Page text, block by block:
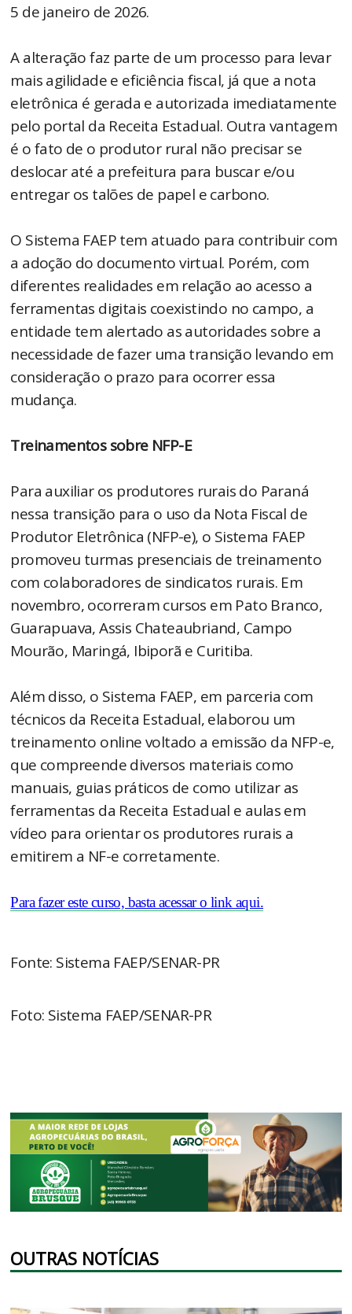
5 de janeiro de 2026.
A alteração faz parte de um processo para levar
mais agilidade e eficiência fiscal, já que a nota
eletrônica é gerada e autorizada imediatamente
pelo portal da Receita Estadual. Outra vantagem
é o fato de o produtor rural não precisar se
deslocar até a prefeitura para buscar e/ou
entregar os talões de papel e carbono.
O Sistema FAEP tem atuado para contribuir com
a adoção do documento virtual. Porém, com
diferentes realidades em relação ao acesso a
ferramentas digitais coexistindo no campo, a
entidade tem alertado as autoridades sobre a
necessidade de fazer uma transição levando em
consideração o prazo para ocorrer essa
mudança.
Treinamentos sobre NFP-E
Para auxiliar os produtores rurais do Paraná
nessa transição para o uso da Nota Fiscal de
Produtor Eletrônica (NFP-e), o Sistema FAEP
promoveu turmas presenciais de treinamento
com colaboradores de sindicatos rurais. Em
novembro, ocorreram cursos em Pato Branco,
Guarapuava, Assis Chateaubriand, Campo
Mourão, Maringá, Ibiporã e Curitiba.
Além disso, o Sistema FAEP, em parceria com
técnicos da Receita Estadual, elaborou um
treinamento online voltado a emissão da NFP-e,
que compreende diversos materiais como
manuais, guias práticos de como utilizar as
ferramentas da Receita Estadual e aulas em
vídeo para orientar os produtores rurais a
emitirem a NF-e corretamente.
Para fazer este curso, basta acessar o link aqui.
Fonte: Sistema FAEP/SENAR-PR
Foto: Sistema FAEP/SENAR-PR
OUTRAS NOTÍCIAS